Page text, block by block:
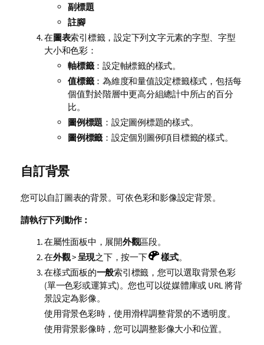
副標題
註腳
在圖表索引標籤，設定下列文字元素的字型、字型
大小和色彩：
軸標籤：設定軸標籤的樣式。
值標籤：為維度和量值設定標籤樣式，包括每
個值對於階層中更高分組總計中所占的百分
比。
圖例標題 ：設定圖例標題的樣式。
圖例標籤 ：設定個別圖例項目標籤的樣式。
自訂背景
您可以自訂圖表的背景。可依色彩和影像設定背景。
請執行下列動作：
在屬性面板中，展開外觀區段。
在外觀>呈現之下，按一下 樣式。
在樣式面板的一般索引標籤，您可以選取背景色彩
(單一色彩或運算式)。您也可以從媒體庫或 URL 將背
景設定為影像。
使用背景色彩時，使用滑桿調整背景的不透明度。
使用背景影像時，您可以調整影像大小和位置。